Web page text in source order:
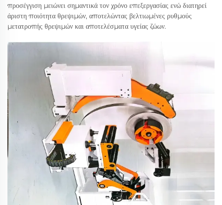
προσέγγιση μειώνει σημαντικά τον χρόνο επεξεργασίας ενώ διατηρεί
άριστη ποιότητα θρεψιμών, αποτελώντας βελτιωμένες ρυθμούς
μετατροπής θρεψιμών και αποτελέσματα υγείας ζώων.